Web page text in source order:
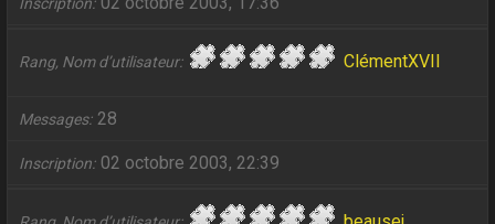
Rang, Nom d’utilisateur ClémentXVII
Messages 28
Inscription 02 octobre 2003, 22:39